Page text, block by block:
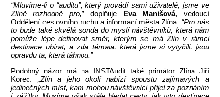
“Mluvíme-li o “auditu”, který provádí sami uživatelé, jsme ve
Zlíně rozhodně pro,” doplňuje Eva Manišová, vedoucí
Oddělení cestovního ruchu a informací města Zlína. “Pro nás
to bude také skvělá sonda do myslí návštěvníků, která nám
pomůže lépe definovat směr, kterým se má Zlín v rámci
destinace ubírat, a zda témata, která jsme si vytyčili, jsou
opravdu ta, která táhnou.”
Podobný názor má na INSTAudit také primátor Zlína Jiří
Korec. „Zlín a jeho okolí nabízí spoustu zajímavých a
jedinečných míst, kam mohou návštěvníci přijet za poznáním